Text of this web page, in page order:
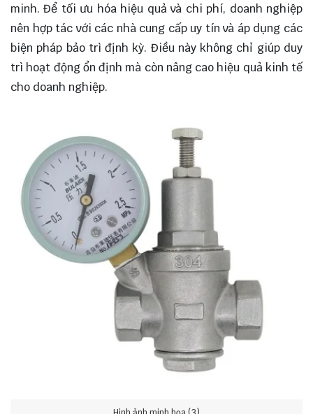
minh. Để tối ưu hóa hiệu quả và chi phí, doanh nghiệp
nên hợp tác với các nhà cung cấp uy tín và áp dụng các
biện pháp bảo trì định kỳ. Điều này không chỉ giúp duy
trì hoạt động ổn định mà còn nâng cao hiệu quả kinh tế
cho doanh nghiệp.